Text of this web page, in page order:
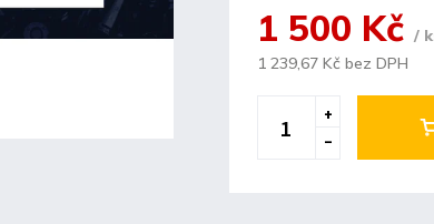
1 500 Kč/
1 239,67 Kč bez DPH